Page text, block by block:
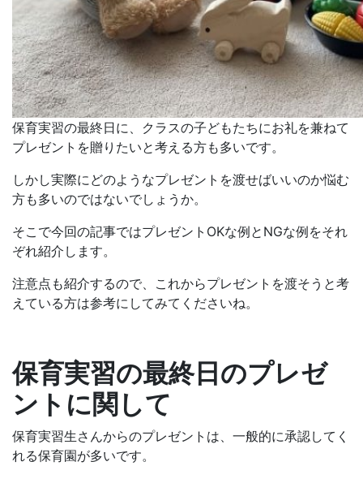
保育実習の最終日に、クラスの子どもたちにお礼を兼ねて
プレゼントを贈りたいと考える方も多いです。
しかし実際にどのようなプレゼントを渡せばいいのか悩む
方も多いのではないでしょうか。
そこで今回の記事ではプレゼントOKな例とNGな例をそれ
ぞれ紹介します。
注意点も紹介するので、これからプレゼントを渡そうと考
えている方は参考にしてみてくださいね。
保育実習の最終日のプレゼ
ントに関して
保育実習生さんからのプレゼントは、一般的に承認してく
れる保育園が多いです。